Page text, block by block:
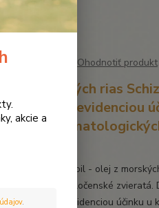
Ohodnotiť produkt
Olej z morských rias
s dobrou evidenciou
a
Dromy® DHA Vet oil - olej z
sp. pre kone a spoločenské
s dobrou evidenciou účinku u
akcie a
.